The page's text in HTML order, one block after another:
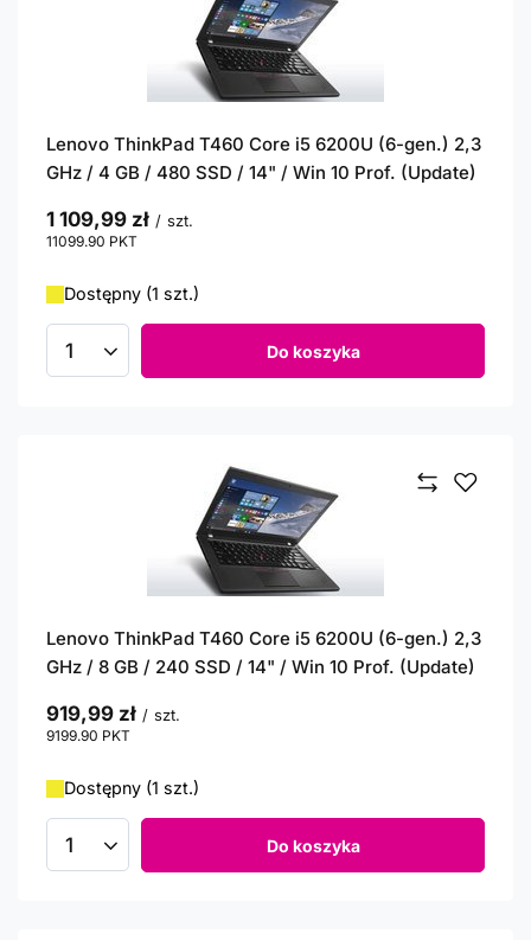
Lenovo ThinkPad T460 Core i5 6200U (6-gen.) 2,3
GHz / 4 GB / 480 SSD / 14" / Win 10 Prof. (Update)
1 109,99 zł / szt.
11099.90 PKT
Dostępny (1 szt.)
Ilość produktów Do koszyka
Lenovo ThinkPad T460 Core i5 6200U (6-gen.) 2,3
GHz / 8 GB / 240 SSD / 14" / Win 10 Prof. (Update)
919,99 zł / szt.
9199.90 PKT
Dostępny (1 szt.)
Ilość produktów Do koszyka